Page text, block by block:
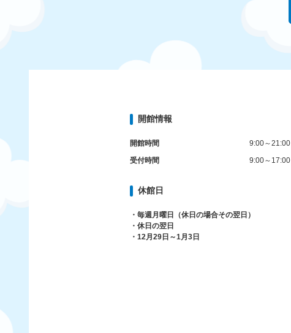
開館情報
開館時間
9:00～21:00
受付時間
9:00～17:00
休館日
・毎週月曜日（休日の場合その翌日）
・休日の翌日
・12月29日～1月3日